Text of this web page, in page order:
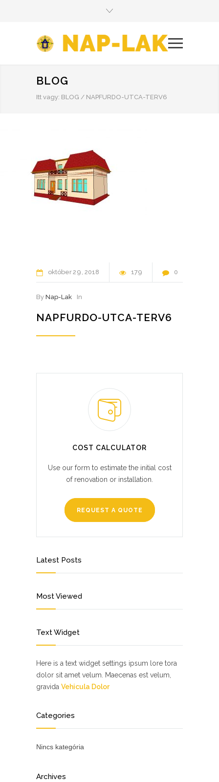
BLOG
Itt vagy: BLOG / NAPFURDO-UTCA-TERV6
október29 2018 179 0
By Nap-Lak In
NAPFURDO-UTCA-TERV6
COST CALCULATOR
Use our form to estimate the initial cost
of renovation or installation.
REQUEST A QUOTE
Latest Posts
Most Viewed
Text Widget
Here is a text widget settings ipsum lore tora
dolor sit amet velum. Maecenas est velum,
gravida Vehicula Dolor
Categories
Nincs kategória
Archives